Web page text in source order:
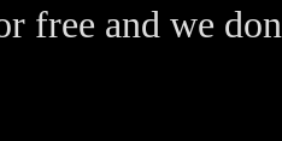
free and we